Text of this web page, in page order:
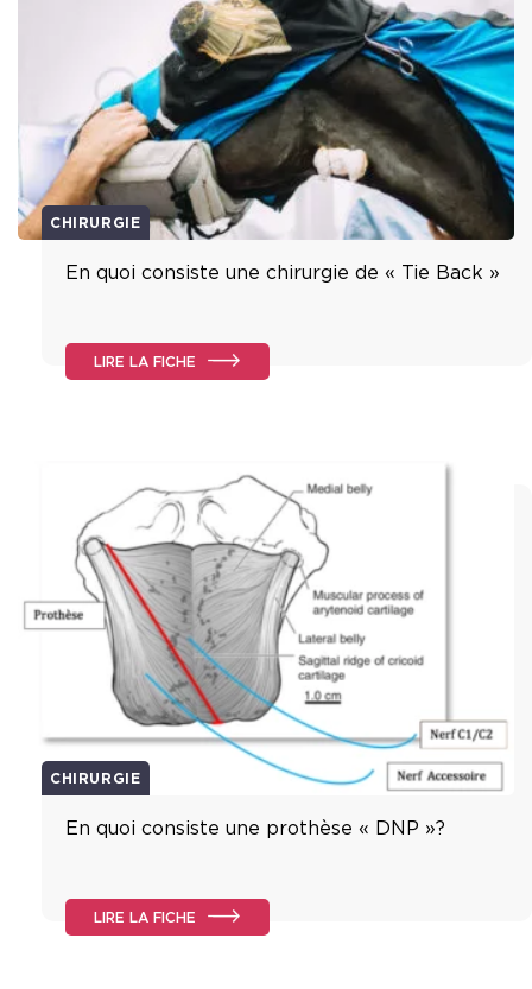
CHIRURGIE
En quoi consiste une chirurgie de « Tie Back »
LIRE LA FICHE
CHIRURGIE
En quoi consiste une prothèse « DNP »?
LIRE LA FICHE